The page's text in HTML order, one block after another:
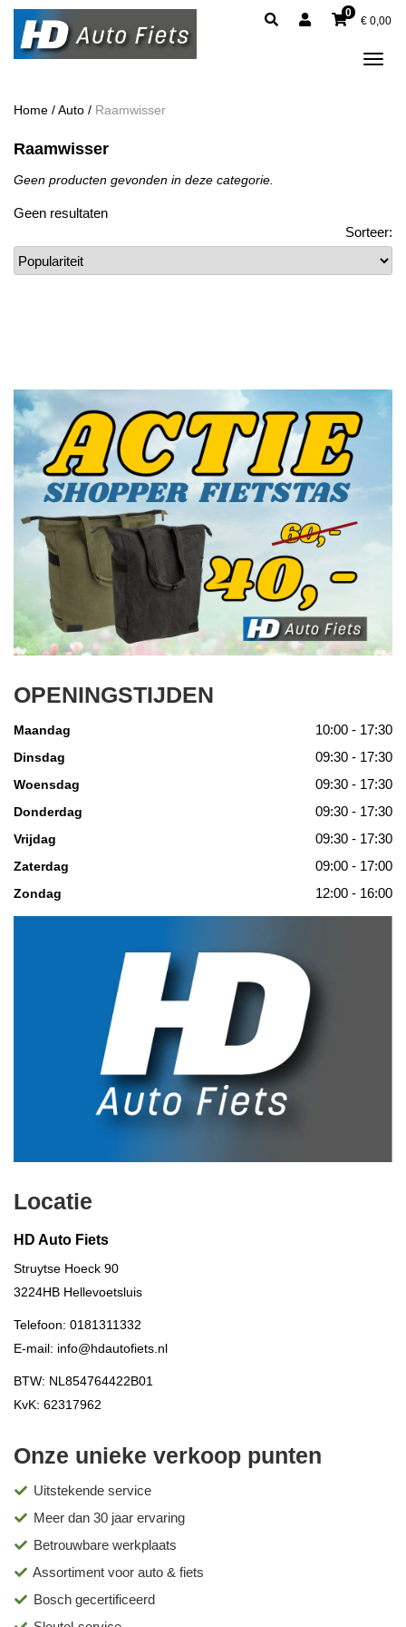
0
€ 0,00
Home /Auto / Raamwisser
Raamwisser
Geen producten gevonden in deze categorie.
Geen resultaten
Sorteer:
OPENINGSTIJDEN
Maandag 10:00 - 17:30
Dinsdag 09:30 - 17:30
Woensdag 09:30 - 17:30
Donderdag 09:30 - 17:30
Vrijdag 09:30 - 17:30
Zaterdag 09:00 - 17:00
Zondag 12:00 - 16:00
Locatie
HD Auto Fiets
Struytse Hoeck 90
3224HB Hellevoetsluis
Telefoon: 0181311332
E-mail: info@hdautofiets.nl
BTW: NL854764422B01
KvK: 62317962
Onze unieke verkoop punten
Uitstekende service
Meer dan 30 jaar ervaring
Betrouwbare werkplaats
Assortiment voor auto & fiets
Bosch gecertificeerd